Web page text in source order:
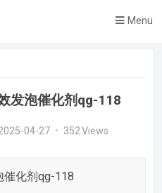
Menu
发泡催化剂qg-118
04-27 • 352Views
催化剂qg-118